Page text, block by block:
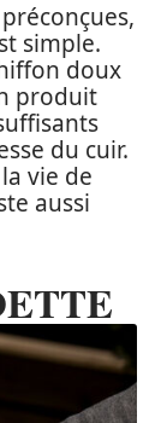
simple.
doux
produit
du cuir.
vie de
aussi